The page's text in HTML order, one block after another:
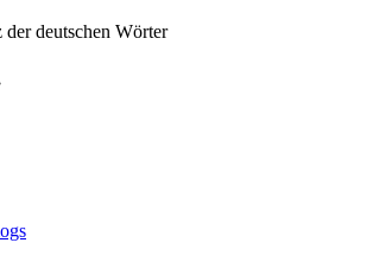
deutschen Wörter